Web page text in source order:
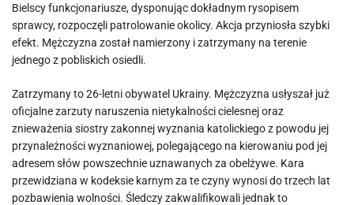
Bielscy funkcjonariusze, dysponując dokładnym rysopisem
sprawcy, rozpoczęli patrolowanie okolicy. Akcja przyniosła szybki
efekt. Mężczyzna został namierzony i zatrzymany na terenie
jednego z pobliskich osiedli.
Zatrzymany to 26-letni obywatel Ukrainy. Mężczyzna usłyszał już
oficjalne zarzuty naruszenia nietykalności cielesnej oraz
znieważenia siostry zakonnej wyznania katolickiego z powodu jej
przynależności wyznaniowej, polegającego na kierowaniu pod jej
adresem słów powszechnie uznawanych za obelżywe. Kara
przewidziana w kodeksie karnym za te czyny wynosi do trzech lat
pozbawienia wolności. Śledczy zakwalifikowali jednak to